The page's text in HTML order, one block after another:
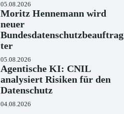
05.08.2026
Moritz Hennemann wird
neuer
Bundesdatenschutzbeauftrag
ter
05.08.2026
Agentische KI: CNIL
analysiert Risiken für den
Datenschutz
04.08.2026